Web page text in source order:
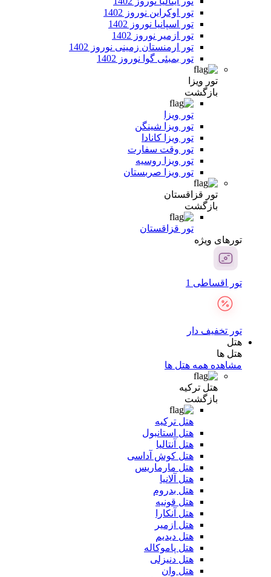
تور اوکراین نوروز 1402
تور اسپانیا نوروز 1402
تور ازمیر نوروز 1402
تور ارمنستان زمینی نوروز 1402
تور بمبئی گوا نوروز 1402
تور ویزا
بازگشت
تور ویزا
تور ویزا شینگن
تور ویزا کانادا
تور وقت سفارت
تور ویزا روسیه
تور ویزا صربستان
تور قزاقستان
بازگشت
تور قزاقستان
تور‌های ویژه
تور اقساطی 1
تور تخفیف دار
هتل
هتل ها
مشاهده همه هتل ها
هتل ترکیه
بازگشت
هتل ترکیه
هتل استانبول
هتل آنتالیا
هتل کوش آداسی
هتل مارماریس
هتل آلانیا
هتل بدروم
هتل قونیه
هتل آنکارا
هتل ازمیر
هتل دیدیم
هتل پاموکاله
هتل دنیزلی
هتل وان